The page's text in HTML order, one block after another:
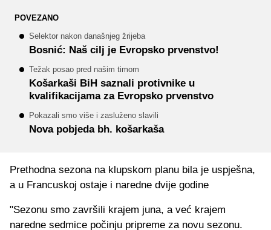
POVEZANO
Selektor nakon današnjeg žrijeba
Bosnić: Naš cilj je Evropsko prvenstvo!
Težak posao pred našim timom
Košarkaši BiH saznali protivnike u
kvalifikacijama za Evropsko prvenstvo
Pokazali smo više i zasluženo slavili
Nova pobjeda bh. košarkaša
Prethodna sezona na klupskom planu bila je uspješna,
a u Francuskoj ostaje i naredne dvije godine
"Sezonu smo završili krajem juna, a već krajem
naredne sedmice počinju pripreme za novu sezonu.